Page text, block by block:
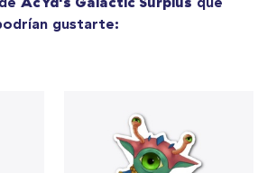
gustarte: